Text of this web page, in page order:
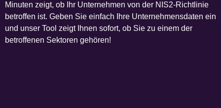
Minuten zeigt, ob Ihr Unternehmen von der NIS2-Richtlinie
betroffen ist. Geben Sie einfach Ihre Unternehmensdaten ein
und unser Tool zeigt Ihnen sofort, ob Sie zu einem der
betroffenen Sektoren gehören!